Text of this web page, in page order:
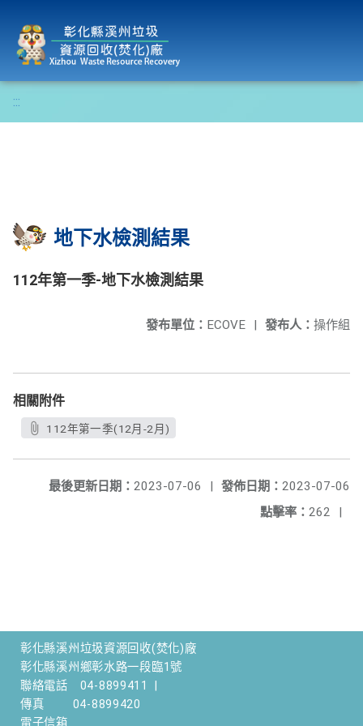
:::
地下水檢測結果
112年第一季-地下水檢測結果
發布人： 操作組
發布單位： ECOVE |
相關附件
112年第一季(12月-2月)
發佈日期： 2023-07-06
最後更新日期： 2023-07-06
|
點擊率： 262 |
彰化縣溪州垃圾資源回收(焚化)廠
彰化縣溪州鄉彰水路一段臨1號
聯絡電話
04-8899411
傳真
04-8899420
電子信箱